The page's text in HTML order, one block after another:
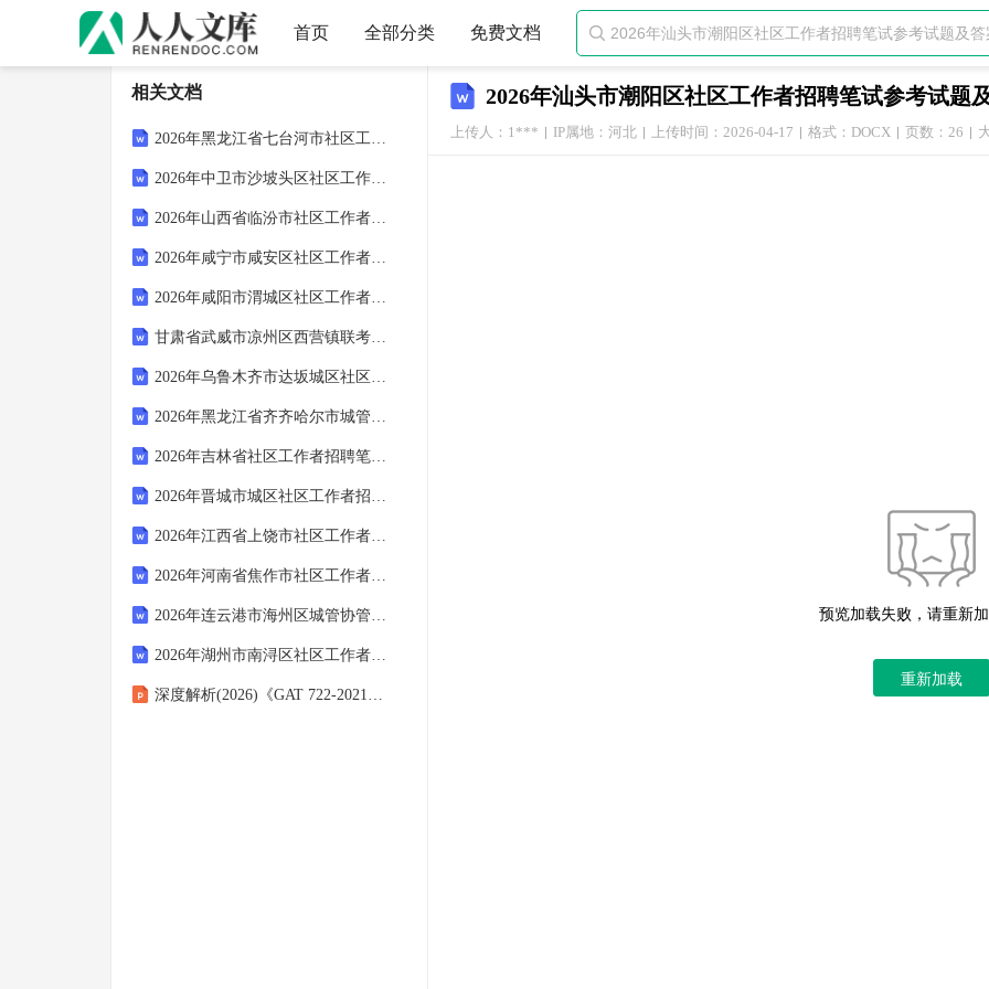
首页 全部分类 免费文档 
2026年汕头市潮阳区社区工作者招聘笔试参考试题
上传人：1*** IP属地：河北 上传时间：2026-04-17 格式：DOCX 页数：26
预览加载失败，请重新
重新加载
相关文档
2026年黑龙江省七台河市社区工作者招聘笔试模拟试题及答案解析
2026年中卫市沙坡头区社区工作者招聘笔试模拟试题及答案解析
2026年山西省临汾市社区工作者招聘考试模拟试题及答案解析
2026年咸宁市咸安区社区工作者招聘笔试参考题库及答案解析
2026年咸阳市渭城区社区工作者招聘考试参考试题及答案解析
甘肃省武威市凉州区西营镇联考2025年中考语文一模试卷（含答案）
2026年乌鲁木齐市达坂城区社区工作者招聘笔试参考题库及答案解析
2026年黑龙江省齐齐哈尔市城管协管招聘笔试参考题库及答案解析
2026年吉林省社区工作者招聘笔试模拟试题及答案解析
2026年晋城市城区社区工作者招聘考试参考试题及答案解析
2026年江西省上饶市社区工作者招聘考试备考试题及答案解析
2026年河南省焦作市社区工作者招聘考试备考题库及答案解析
2026年连云港市海州区城管协管招聘笔试备考题库及答案解析
2026年湖州市南浔区社区工作者招聘笔试参考试题及答案解析
深度解析(2026)《GAT 722-2021茚三酮DFO手印显现柜》